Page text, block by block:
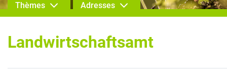
Thèmes Adresses
Landwirtschaftsamt